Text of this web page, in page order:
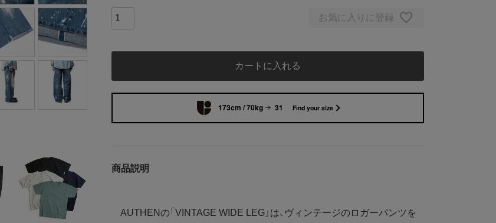
お気に入りに登録
カートに入れる
173cm / 70kg 31 Find your size
商品説明
AUTHENの「VINTAGE WIDE LEG」は、ヴィンテージのロガーパンツを